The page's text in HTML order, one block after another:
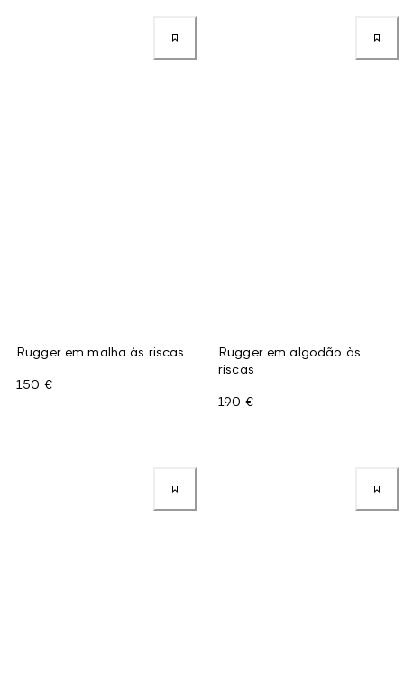
Rugger em malha às riscas
150 €
Rugger em algodão às
riscas
190 €